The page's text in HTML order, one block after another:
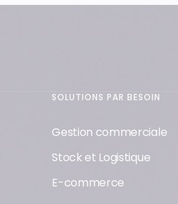
SOLUTIONS PAR BESOIN
Gestion commerciale
Stock et Logistique
E-commerce